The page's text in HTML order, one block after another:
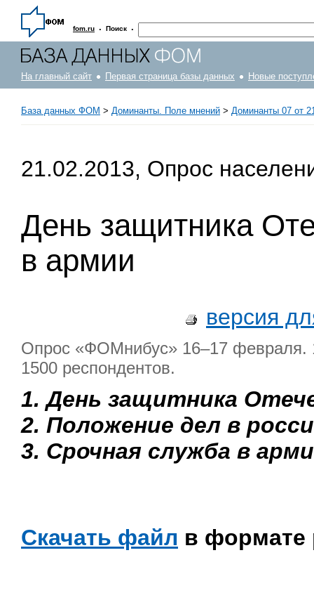
fom.ru · Поиск ·
На главный сайт Первая страница базы данных Новые
База данных ФОМ > Доминанты. Поле мнений > Доминанты 07 от
21.02.2013, Опрос
День защитника
в армии
версия
Опрос «ФОМнибус» 16–17 февраля.
1500 респондентов.
1. День защитника
2. Положение дел в
3. Срочная служба в
Скачать файл в формате